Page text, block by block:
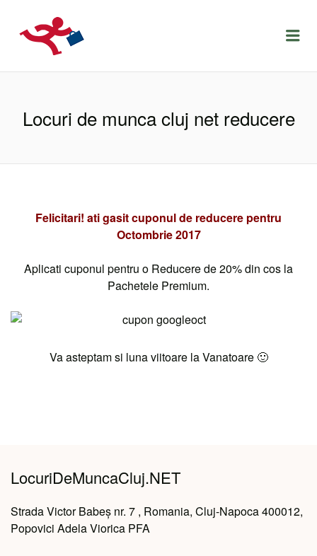
LOCURIDEMUNCACLUJ.NET
Locuri de munca cluj net reducere
Felicitari! ati gasit cuponul de reducere pentru
Octombrie 2017
Aplicati cuponul pentru o Reducere de 20% din cos la
Pachetele Premium.
Va asteptam si luna viitoare la Vanatoare 🙂
LocuriDeMuncaCluj.NET
Strada Victor Babeș nr. 7 , Romania, Cluj-Napoca 400012,
Popovici Adela Viorica PFA